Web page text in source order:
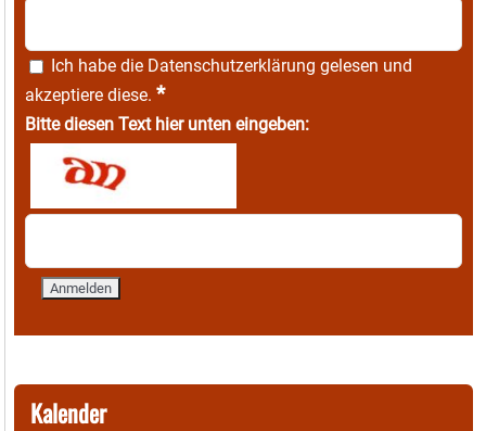
Ich habe die Datenschutzerklärung gelesen und
akzeptiere diese. *
Bitte diesen Text hier unten eingeben:
Kalender